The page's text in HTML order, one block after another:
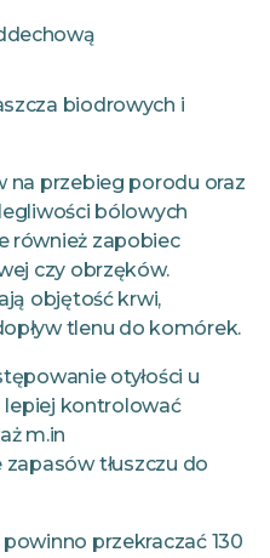
biodrowych i
na przebieg porodu oraz
bólowych
również zapobiec
czy obrzęków.
objętość krwi,
tlenu do komórek.
otyłości u
lepiej kontrolować
m.in
tłuszczu do
przekraczać 130